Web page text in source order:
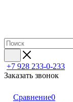
+7 928 233-0-233
Заказать звонок
Сравнение0